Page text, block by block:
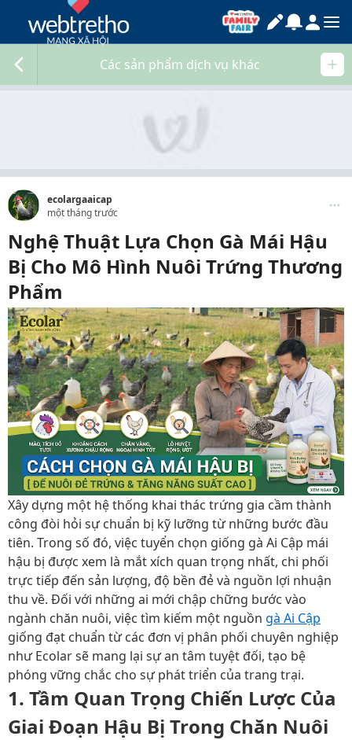
Các sản phẩm dịch vụ khác
ecolargaaicap
một tháng trước
Nghệ Thuật Lựa Chọn Gà Mái Hậu
Bị Cho Mô Hình Nuôi Trứng Thương
Phẩm
Xây dựng một hệ thống khai thác trứng gia cầm thành
công đòi hỏi sự chuẩn bị kỹ lưỡng từ những bước đầu
tiên. Trong số đó, việc tuyển chọn giống gà Ai Cập mái
hậu bị được xem là mắt xích quan trọng nhất, chi phối
trực tiếp đến sản lượng, độ bền đẻ và nguồn lợi nhuận
thu về. Đối với những ai mới chập chững bước vào
ngành chăn nuôi, việc tìm kiếm một nguồn gà Ai Cập
giống đạt chuẩn từ các đơn vị phân phối chuyên nghiệp
như Ecolar sẽ mang lại sự an tâm tuyệt đối, tạo bệ
phóng vững chắc cho sự phát triển của trang trại.
1. Tầm Quan Trọng Chiến Lược Của
Giai Đoạn Hậu Bị Trong Chăn Nuôi